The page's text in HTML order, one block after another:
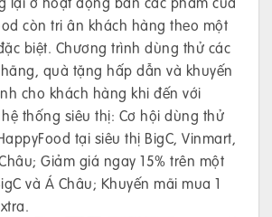
còn tri ân khách hàng theo một
biệt. Chương trình dùng thử các
quà tặng hấp dẫn và khuyến
cho khách hàng khi đến với
thống siêu thị: Cơ hội dùng thử
tại siêu thị BigC, Vinmart,
Giảm giá ngay 15% trên một
và Á Châu; Khuyến mãi mua 1